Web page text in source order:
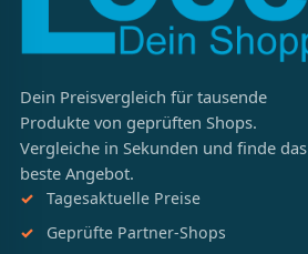
Dein Preisvergleich für tausende
Produkte von geprüften Shops.
Vergleiche in Sekunden und finde das
beste Angebot.
Tagesaktuelle Preise
Geprüfte Partner-Shops